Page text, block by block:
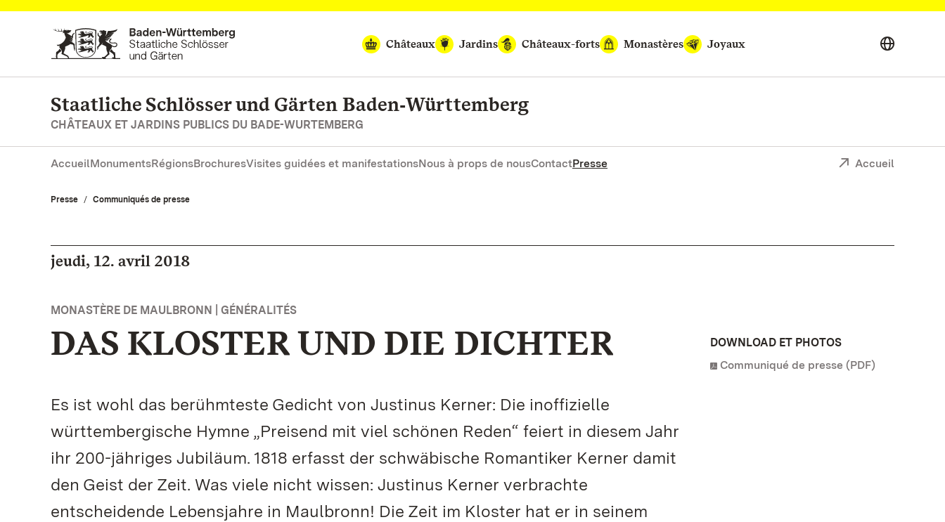
Vers la page d’accueil
Châteaux
Jardins Châteaux-forts Monastères Joyaux
Staatliche Schlösser und Gärten Baden‑Württemberg
CHÂTEAUX ET JARDINS PUBLICS DU BADE-WURTEMBERG
AccueilMonumentsRégionsBrochuresVisites guidées et manifestationsNous à props de nousContactPresse Accueil
Presse Communiqués de presse
jeudi, 12. avril 2018
MONASTÈRE DE MAULBRONN | GÉNÉRALITÉS
DAS KLOSTER UND DIE DICHTER
Es ist wohl das berühmteste Gedicht von Justinus Kerner: Die inoffizielle
württembergische Hymne „Preisend mit viel schönen Reden“ feiert in diesem Jahr
ihr 200-jähriges Jubiläum. 1818 erfasst der schwäbische Romantiker Kerner damit
den Geist der Zeit. Was viele nicht wissen: Justinus Kerner verbrachte
entscheidende Lebensjahre in Maulbronn! Die Zeit im Kloster hat er in seinem
DOWNLOAD ET PHOTOS
Communiqué de presse (PDF)